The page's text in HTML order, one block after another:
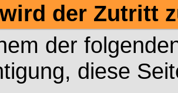
der Zutritt
der
diese